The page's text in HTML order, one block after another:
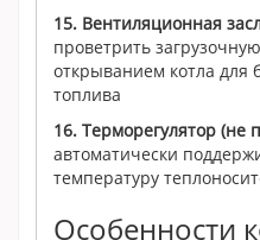
15. Вентиляционная
проветрить
открыванием котла для
топлива
16. Терморегулятор (не
автоматически
температуру
Особенности